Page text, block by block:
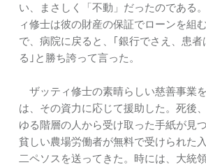
い、まさしく「不動」だったのである
ィ修士は彼の財産の保証でローンを組
で、病院に戻ると、｢銀行でさえ、患
る｣と勝ち誇って言った。
ザッティ修士の素晴らしい慈善事業
は、その資力に応じて援助した。死後
ゆる階層の人から受け取った手紙が見
貧しい農場労働者が無料で受けられた
二ペソスを送ってきた。時には、大統